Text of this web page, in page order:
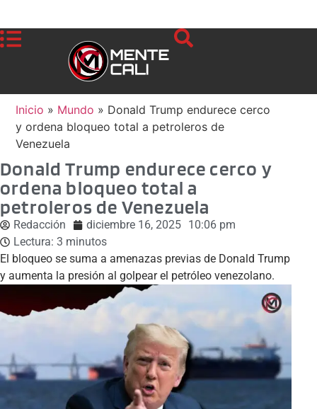
Inicio » Mundo » Donald Trump endurece cerco
y ordena bloqueo total a petroleros de
Venezuela
Donald Trump endurece cerco y
ordena bloqueo total a
petroleros de Venezuela
Redacción diciembre 16, 2025 10:06 pm
Lectura: 3 minutos
El bloqueo se suma a amenazas previas de Donald Trump
y aumenta la presión al golpear el petróleo venezolano.